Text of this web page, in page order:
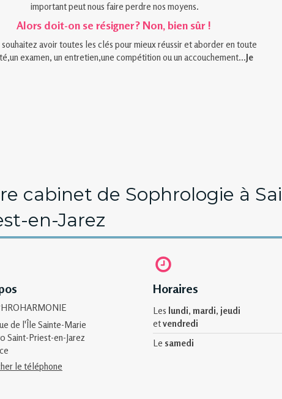
important peut nous faire perdre nos moyens.
Alors doit-on se résigner ? Non, bien sûr !
avoir toutes les clés pour mieux réussir et aborder en toute
examen, un entretien,une compétition ou un accouchement...Je
cabinet de Sophrologie à
en-Jarez
de l'Île Sainte-Marie
Saint-Priest-en-Jarez
le téléphone
Horaires
Les lundi, mardi, jeudi
etvendredi
Le samedi